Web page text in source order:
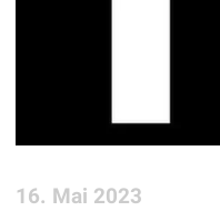
16. Mai 2023